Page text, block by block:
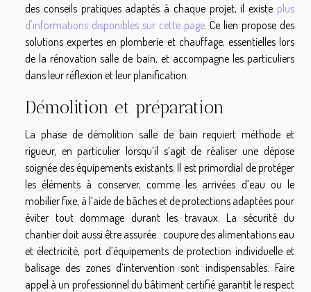
des conseils pratiques adaptés à chaque projet, il existe plus
d'informations disponibles sur cette page. Ce lien propose des
solutions expertes en plomberie et chauffage, essentielles lors
de la rénovation salle de bain, et accompagne les particuliers
dans leur réflexion et leur planification.
Démolition et préparation
La phase de démolition salle de bain requiert méthode et
rigueur, en particulier lorsqu’il s’agit de réaliser une dépose
soignée des équipements existants. Il est primordial de protéger
les éléments à conserver, comme les arrivées d’eau ou le
mobilier fixe, à l’aide de bâches et de protections adaptées pour
éviter tout dommage durant les travaux. La sécurité du
chantier doit aussi être assurée : coupure des alimentations eau
et électricité, port d’équipements de protection individuelle et
balisage des zones d’intervention sont indispensables. Faire
appel à un professionnel du bâtiment certifié garantit le respect